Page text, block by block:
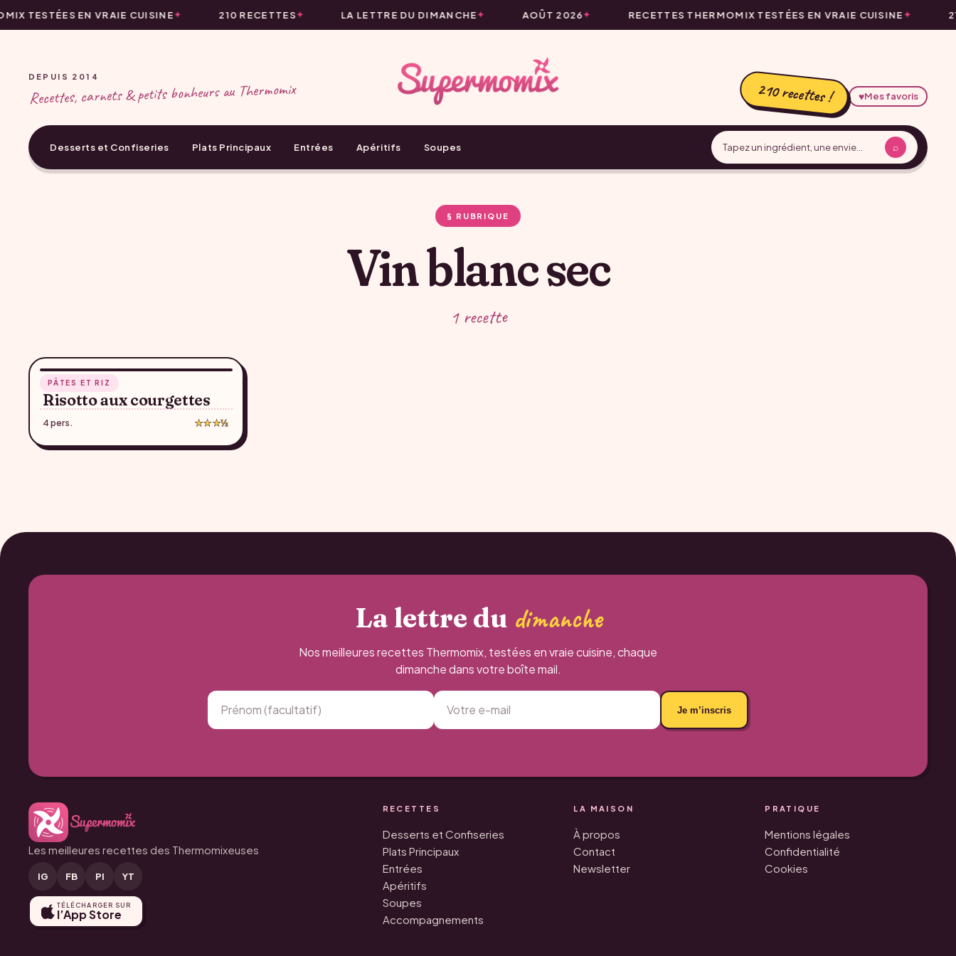
TESTÉES EN VRAIE CUISINE 210 RECETTES LA LETTRE DU DIMANCHE AOÛT 2026 RECETTES THERMOMIX TESTÉES EN VRAIE CUISINE
DEPUIS 2014
Recettes, carnets & petits bonheurs au Thermomix 210 recettes ! ♥Mes favoris
Desserts et Confiseries Plats Principaux Entrées Apéritifs Soupes ⌕
§ RUBRIQUE
Vin blanc sec
1 recette
PÂTES ET RIZ
Risotto aux courgettes
4 pers. ★★★½
La lettre du dimanche
Nos meilleures recettes Thermomix, testées en vraie cuisine, chaque
dimanche dans votre boîte mail.
Je m’inscris
Les meilleures recettes des Thermomixeuses
IG FB PI YT
TÉLÉCHARGER SUR
l’App Store
RECETTES
Desserts et Confiseries
Plats Principaux
Entrées
Apéritifs
Soupes
Accompagnements
LA MAISON
À propos
Contact
Newsletter
PRATIQUE
Mentions légales
Confidentialité
Cookies